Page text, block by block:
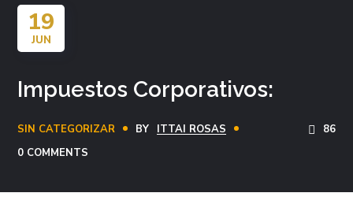
19
JUN
Impuestos Corporativos:
SIN CATEGORIZAR BY
ITTAI ROSAS
0 COMMENTS
86